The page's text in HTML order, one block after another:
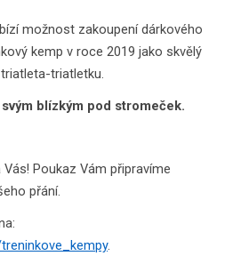
možnost zakoupení dárkového
kemp v roce 2019 jako skvělý
triatletku.
blízkým pod stromeček.
Poukaz Vám připravíme
přání.
.